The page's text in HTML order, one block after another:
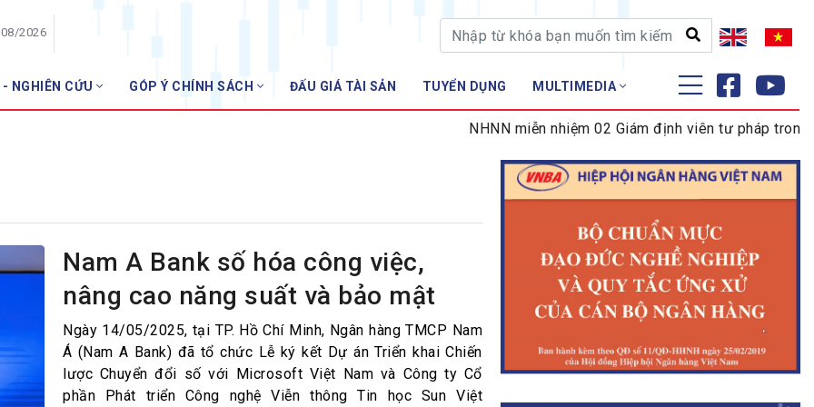
2026
NGHIÊN CỨU GÓP Ý CHÍNH SÁCH ĐẤU GIÁ TÀI SẢN TUYỂN DỤNG MULTIMEDIA
hàng
ĐÀO TẠO - NGHIÊN CỨU
Tập huấn
NHNN miễn nhiệm 02 Giám định viên tư pháp trong
Nam A Bank số hóa công việc,
nâng cao năng suất và bảo mật
Ngày 14/05/2025, tại TP. Hồ Chí Minh, Ngân hàng TMCP Nam
Á (Nam A Bank) đã tổ chức Lễ ký kết Dự án Triển khai Chiến
lược Chuyển đổi số với Microsoft Việt Nam và Công ty Cổ
phần Phát triển Công nghệ Viễn thông Tin học Sun Việt